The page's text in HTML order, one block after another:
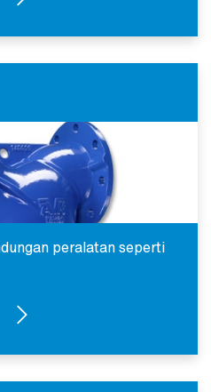
peralatan seperti
Y STRAINER